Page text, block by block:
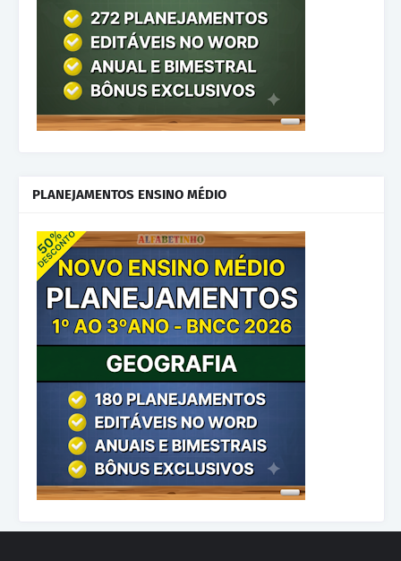
PLANEJAMENTOS ENSINO MÉDIO